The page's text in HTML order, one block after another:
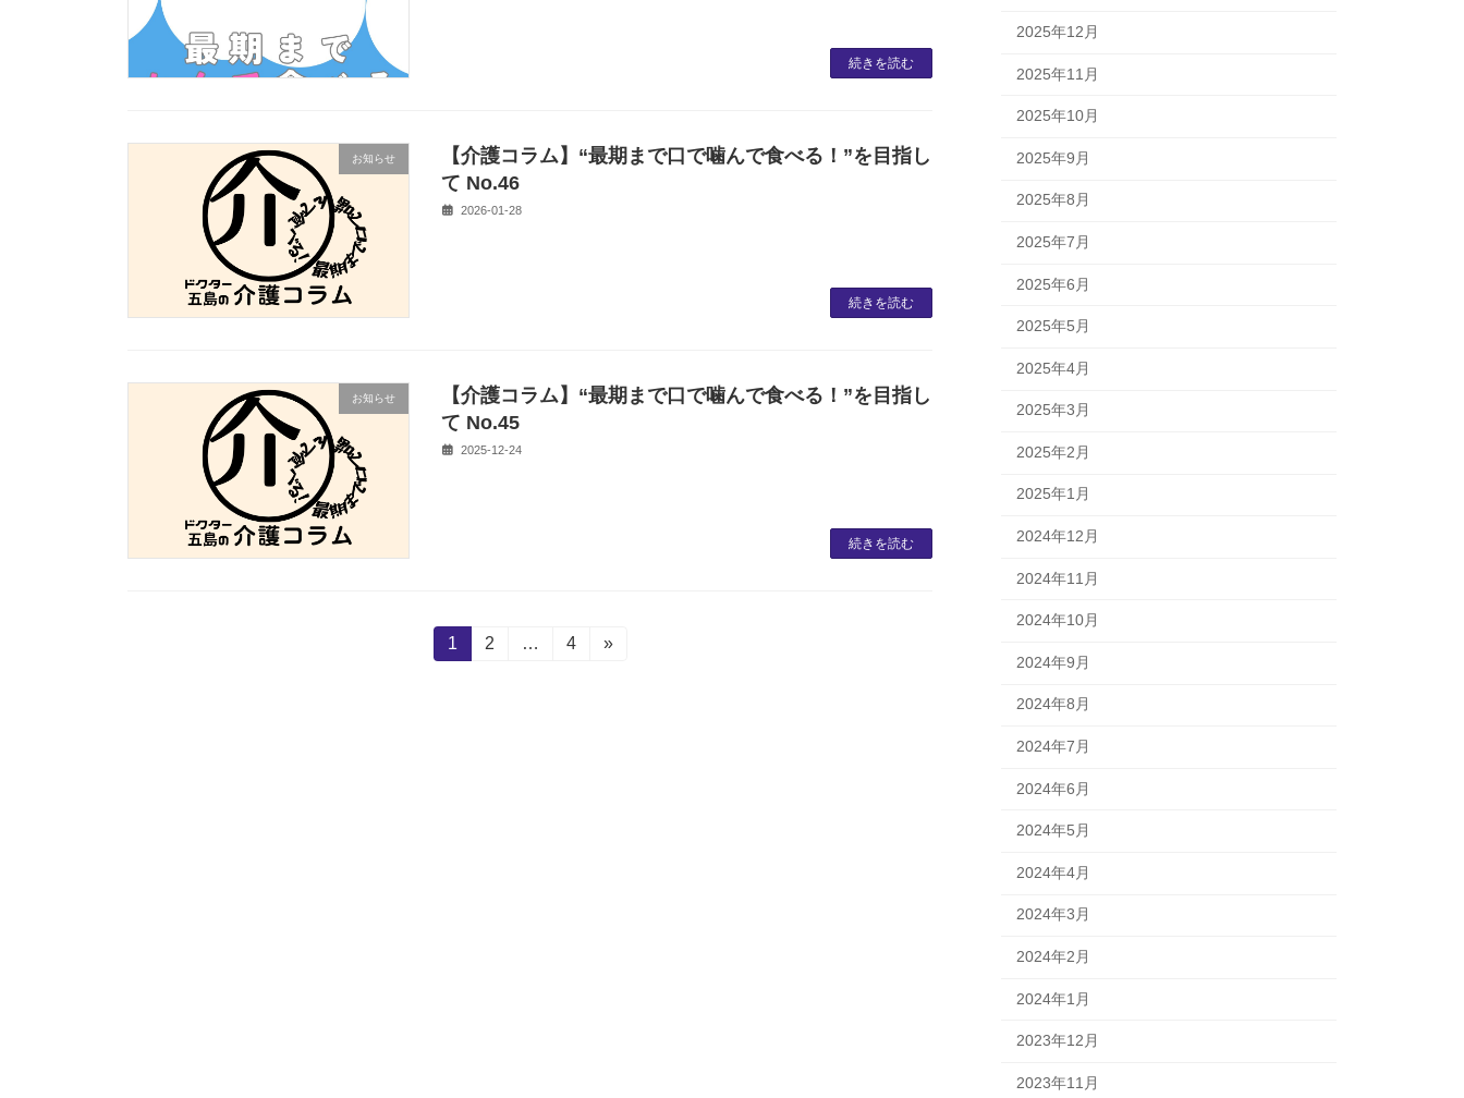
続きを読む
お知らせ
【介護コラム】“最期まで口で噛んで食べる！”を目指し
て No.46
2026-01-28
続きを読む
お知らせ
【介護コラム】“最期まで口で噛んで食べる！”を目指し
て No.45
2025-12-24
続きを読む
固
定
1
固
2 …
固
4 »
2025年12月
2025年11月
2025年10月
2025年9月
2025年8月
2025年7月
2025年6月
2025年5月
2025年4月
2025年3月
2025年2月
2025年1月
2024年12月
2024年11月
2024年10月
2024年9月
2024年8月
2024年7月
2024年6月
2024年5月
2024年4月
2024年3月
2024年2月
2024年1月
2023年12月
2023年11月